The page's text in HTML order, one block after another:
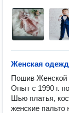
Женская
Пошив Женской
Опыт с 1990 г.
Шью платья,
женские